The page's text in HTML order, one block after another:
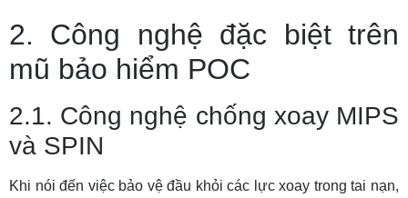
2. Công nghệ đặc biệt trên
mũ bảo hiểm POC
2.1. Công nghệ chống xoay MIPS
và SPIN
Khi nói đến việc bảo vệ đầu khỏi các lực xoay trong tai nạn,